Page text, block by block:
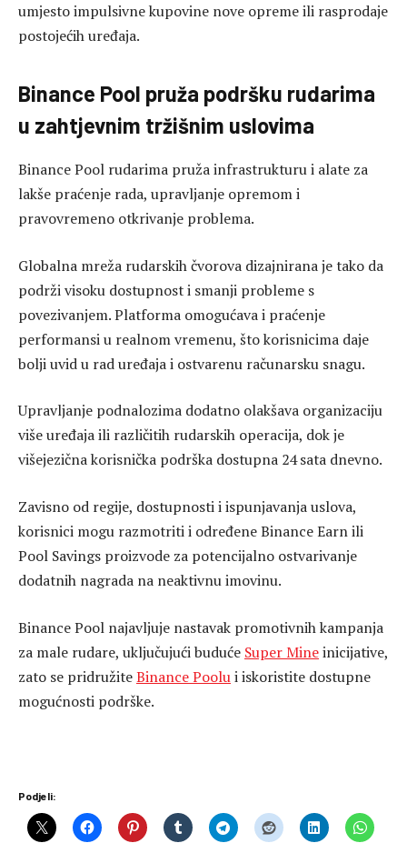
umjesto impulsivne kupovine nove opreme ili rasprodaje
postojećih uređaja.
Binance Pool pruža podršku rudarima
u zahtjevnim tržišnim uslovima
Binance Pool rudarima pruža infrastrukturu i alate za
lakše praćenje rada, upravljanje opremom i
pravovremeno otkrivanje problema.
Globalna mreža rudarskih čvorova dizajnirana je tako da
podrži visoku dostupnost i smanji probleme s
povezivanjem. Platforma omogućava i praćenje
performansi u realnom vremenu, što korisnicima daje
bolji uvid u rad uređaja i ostvarenu računarsku snagu.
Upravljanje podnalozima dodatno olakšava organizaciju
više uređaja ili različitih rudarskih operacija, dok je
višejezična korisnička podrška dostupna 24 sata dnevno.
Zavisno od regije, dostupnosti i ispunjavanja uslova,
korisnici mogu razmotriti i određene Binance Earn ili
Pool Savings proizvode za potencijalno ostvarivanje
dodatnih nagrada na neaktivnu imovinu.
Binance Pool najavljuje nastavak promotivnih kampanja
za male rudare, uključujući buduće Super Mineinicijative,
zato se pridružiteBinance Poolui iskoristite dostupne
mogućnosti podrške.
Podjeli: